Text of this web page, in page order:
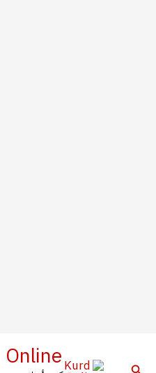
Online